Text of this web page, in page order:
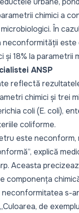
chimici a
În
neconformității este
și 18% la parametrii
ANSP
reflectă
chimici și trei
coli (E. coli),
coliforme.
este
explică
Aceasta
componența
neconformitatea s-
„Culoarea, de